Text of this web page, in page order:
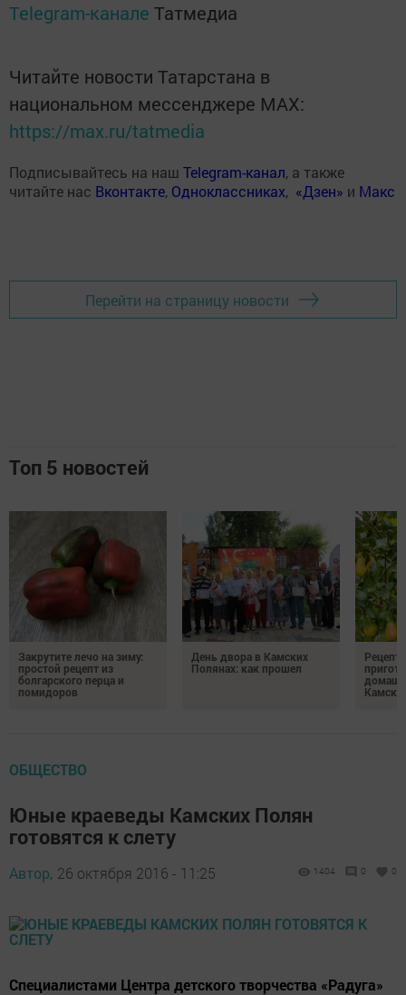
Telegram-канале Татмедиа
Читайте новости Татарстана в
национальном мессенджере MАХ:
https://max.ru/tatmedia
Подписывайтесь на наш Telegram-канал, а также
читайте нас Вконтакте, Одноклассниках, «Дзен» и Макс
Перейти на страницу новости
Топ 5 новостей
Закрутите лечо на зиму:
простой рецепт из
болгарского перца и
помидоров
День двора в Камских
Полянах: как прошел
ОБЩЕСТВО
Юные краеведы Камских Полян
готовятся к слету
Автор, 26 октября 2016 - 11:25 1404 0 0
Специалистами Центра детского творчества «Радуга»